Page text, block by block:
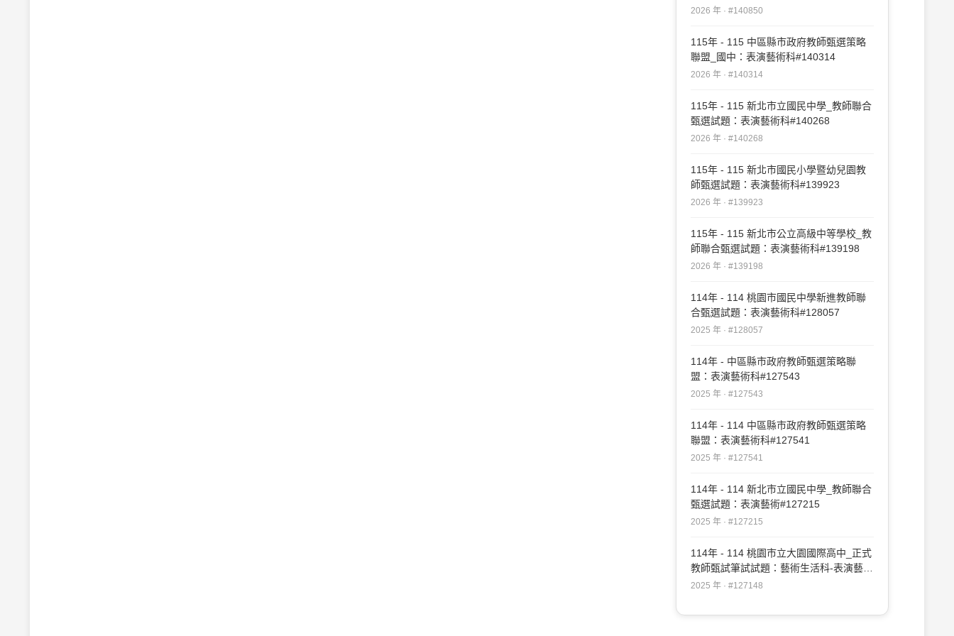
2026 年 · #140850
115年 - 115 中區縣市政府教師甄選策略
聯盟_國中：表演藝術科#140314
2026 年 · #140314
115年 - 115 新北市立國民中學_教師聯合
甄選試題：表演藝術科#140268
2026 年 · #140268
115年 - 115 新北市國民小學暨幼兒園教
師甄選試題：表演藝術科#139923
2026 年 · #139923
115年 - 115 新北市公立高級中等學校_教
師聯合甄選試題：表演藝術科#139198
2026 年 · #139198
114年 - 114 桃園市國民中學新進教師聯
合甄選試題：表演藝術科#128057
2025 年 · #128057
114年 - 中區縣市政府教師甄選策略聯
盟：表演藝術科#127543
2025 年 · #127543
114年 - 114 中區縣市政府教師甄選策略
聯盟：表演藝術科#127541
2025 年 · #127541
114年 - 114 新北市立國民中學_教師聯合
甄選試題：表演藝術#127215
2025 年 · #127215
114年 - 114 桃園市立大園國際高中_正式
教師甄試筆試試題：藝術生活科-表演藝術
專長#127148
2025 年 · #127148